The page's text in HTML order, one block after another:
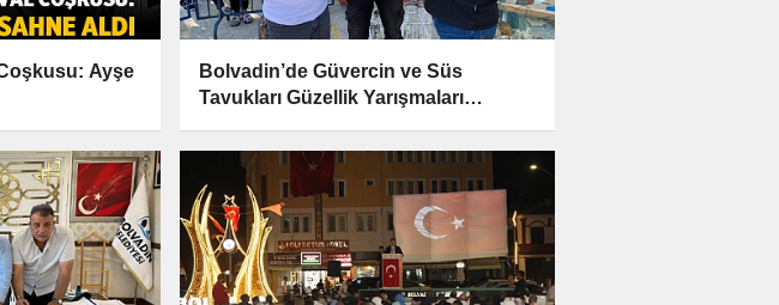
Ayşe
Bolvadin’de Güvercin ve Süs
Tavukları Güzellik Yarışmaları